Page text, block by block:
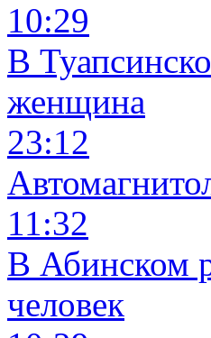
10:29
В
женщина
23:12
11:32
В Абинском
человек